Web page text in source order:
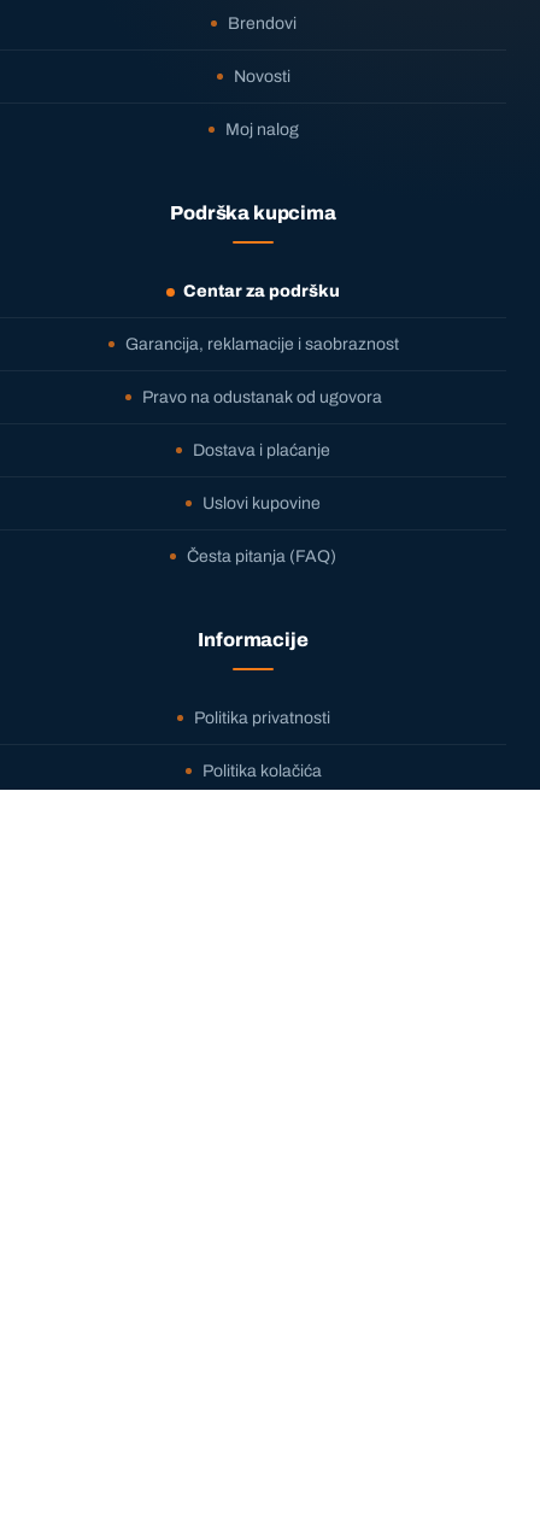
Brendovi
Novosti
Moj nalog
Podrška kupcima
Centar za podršku
Garancija, reklamacije i saobraznost
Pravo na odustanak od ugovora
Dostava i plaćanje
Uslovi kupovine
Česta pitanja (FAQ)
Informacije
Politika privatnosti
Politika kolačića